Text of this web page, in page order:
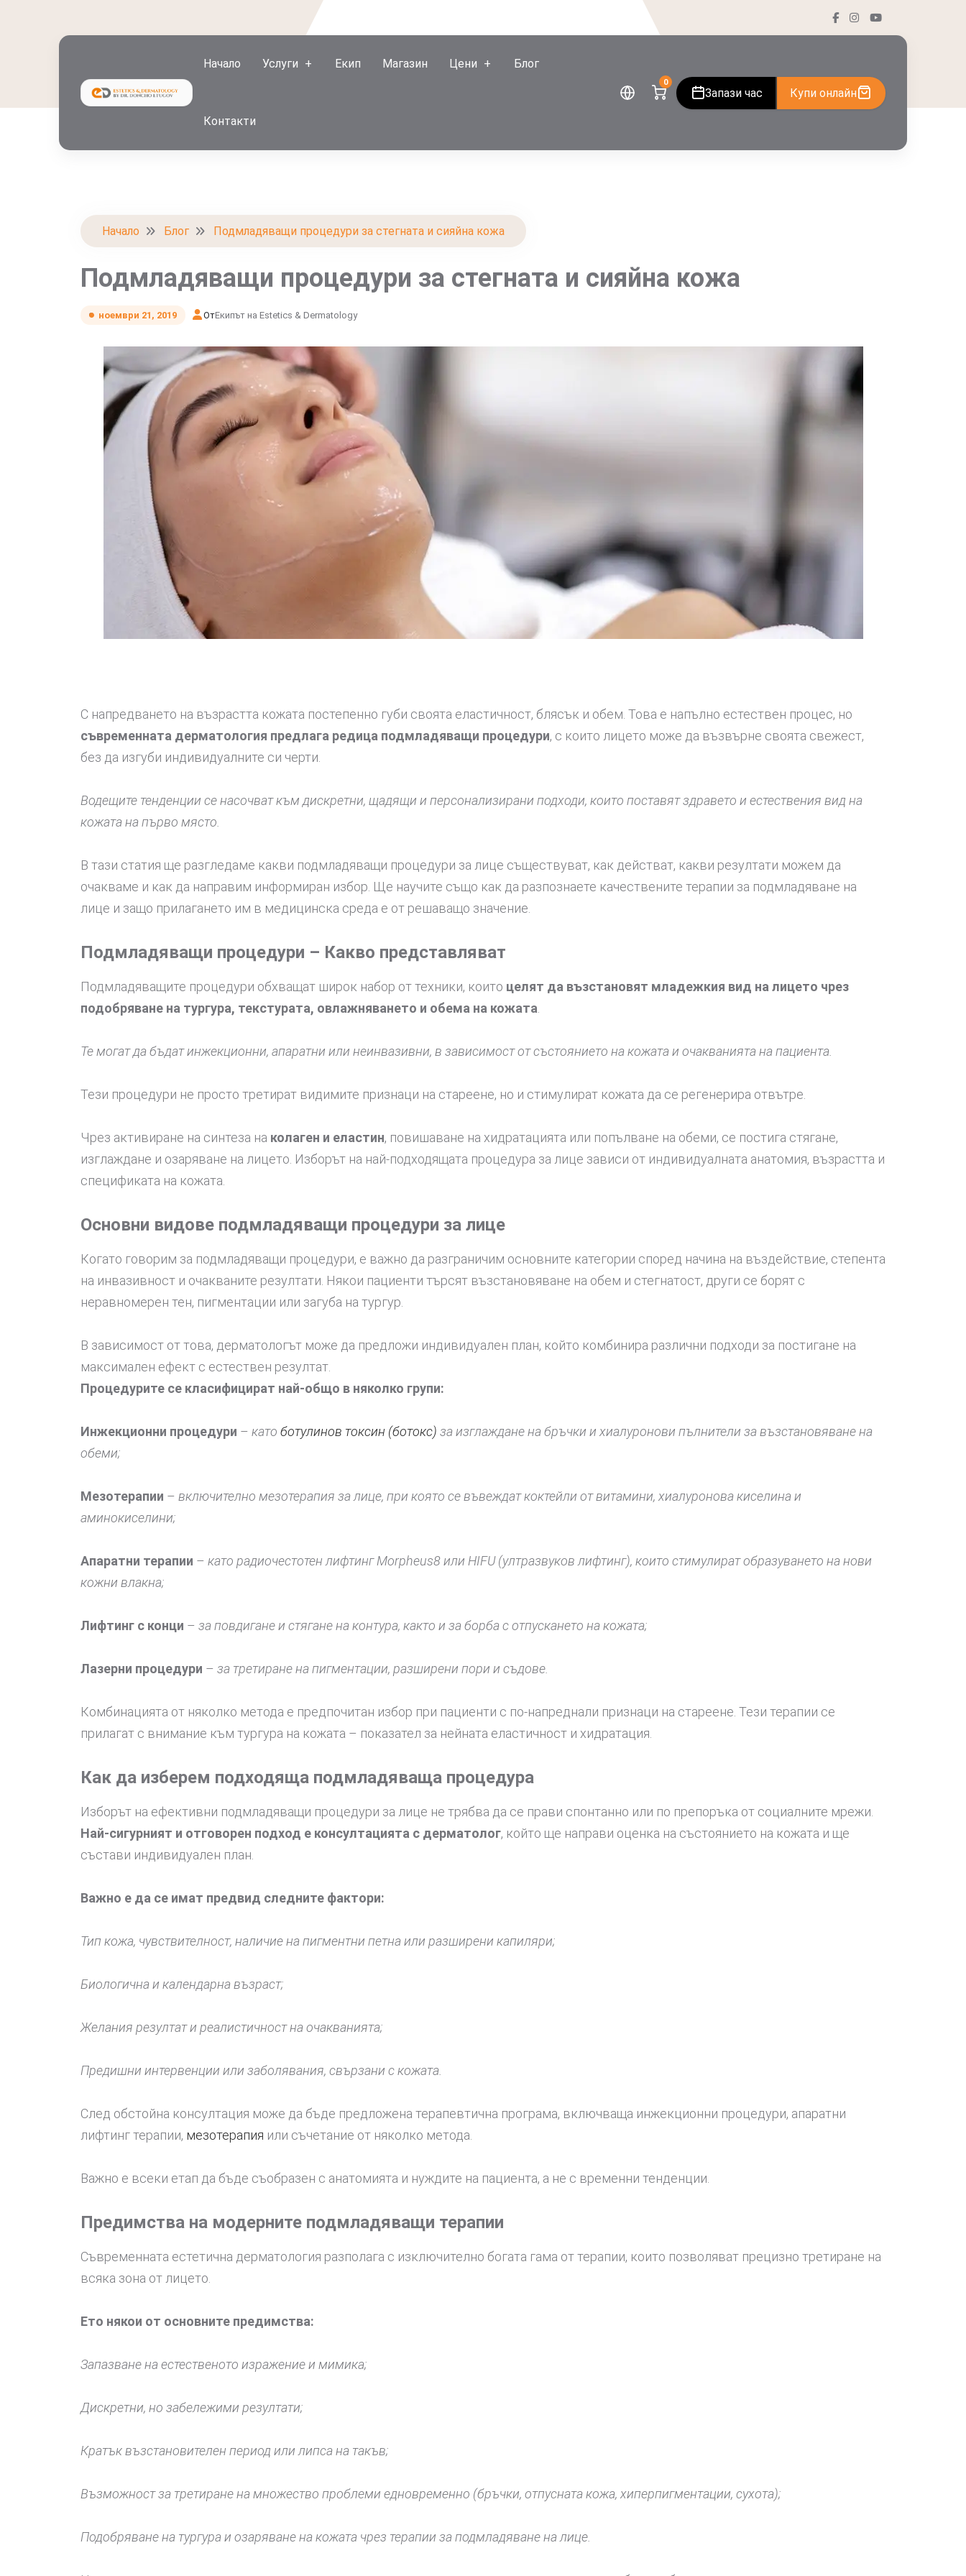
Начало Услуги Екип Магазин Цени Блог
Контакти
0
Запази час Купи онлайн
Начало Блог Подмладяващи процедури за стегната и сияйна кожа
Подмладяващи процедури за стегната и сияйна кожа
ноември 21, 2019 ОтЕкипът на Estetics & Dermatology
С напредването на възрастта кожата постепенно губи своята еластичност, блясък и обем. Това е напълно естествен процес, но
съвременната дерматология предлага редица подмладяващи процедури, с които лицето може да възвърне своята свежест,
без да изгуби индивидуалните си черти.
Водещите тенденции се насочват към дискретни, щадящи и персонализирани подходи, които поставят здравето и естествения вид на
кожата на първо място.
В тази статия ще разгледаме какви подмладяващи процедури за лице съществуват, как действат, какви резултати можем да
очакваме и как да направим информиран избор. Ще научите също как да разпознаете качествените терапии за подмладяване на
лице и защо прилагането им в медицинска среда е от решаващо значение.
Подмладяващи процедури – Какво представляват
Подмладяващите процедури обхващат широк набор от техники, които целят да възстановят младежкия вид на лицето чрез
подобряване на тургура, текстурата, овлажняването и обема на кожата
Те могат да бъдат инжекционни, апаратни или неинвазивни, в зависимост от състоянието на кожата и очакванията на пациента.
Тези процедури не просто третират видимите признаци на стареене, но и стимулират кожата да се регенерира отвътре.
Чрез активиране на синтеза на колаген и еластин, повишаване на хидратацията или попълване на обеми, се постига стягане,
изглаждане и озаряване на лицето. Изборът на най-подходящата процедура за лице зависи от индивидуалната анатомия, възрастта и
спецификата на кожата.
Основни видове подмладяващи процедури за лице
Когато говорим за подмладяващи процедури, е важно да разграничим основните категории според начина на въздействие, степента
на инвазивност и очакваните резултати. Някои пациенти търсят възстановяване на обем и стегнатост, други се борят с
неравномерен тен, пигментации или загуба на тургур.
В зависимост от това, дерматологът може да предложи индивидуален план, който комбинира различни подходи за постигане на
максимален ефект с естествен резултат.
Процедурите се класифицират най-общо в няколко групи:
Инжекционни процедури – като ботулинов токсин (ботокс) за изглаждане на бръчки и хиалуронови пълнители за възстановяване на
обеми;
Мезотерапии – включително мезотерапия за лице, при която се въвеждат коктейли от витамини, хиалуронова киселина и
аминокиселини;
Апаратни терапии – като радиочестотен лифтинг Morpheus8 или HIFU (ултразвуков лифтинг), които стимулират образуването на нови
кожни влакна;
Лифтинг с конци – за повдигане и стягане на контура, както и за борба с отпускането на кожата;
Лазерни процедури – за третиране на пигментации, разширени пори и съдове.
Комбинацията от няколко метода е предпочитан избор при пациенти с по-напреднали признаци на стареене. Тези терапии се
прилагат с внимание към тургура на кожата – показател за нейната еластичност и хидратация.
Как да изберем подходяща подмладяваща процедура
Изборът на ефективни подмладяващи процедури за лице не трябва да се прави спонтанно или по препоръка от социалните мрежи.
Най-сигурният и отговорен подход е консултацията с дерматолог, който ще направи оценка на състоянието на кожата и ще
състави индивидуален план.
Важно е да се имат предвид следните фактори:
Тип кожа, чувствителност, наличие на пигментни петна или разширени капиляри;
Биологична и календарна възраст;
Желания резултат и реалистичност на очакванията;
Предишни интервенции или заболявания, свързани с кожата.
След обстойна консултация може да бъде предложена терапевтична програма, включваща инжекционни процедури, апаратни
лифтинг терапии, мезотерапия или съчетание от няколко метода.
Важно е всеки етап да бъде съобразен с анатомията и нуждите на пациента, а не с временни тенденции.
Предимства на модерните подмладяващи терапии
Съвременната естетична дерматология разполага с изключително богата гама от терапии, които позволяват прецизно третиране на
всяка зона от лицето.
Ето някои от основните предимства:
Запазване на естественото изражение и мимика;
Дискретни, но забележими резултати;
Кратък възстановителен период или липса на такъв;
Възможност за третиране на множество проблеми едновременно (бръчки, отпусната кожа, хиперпигментации, сухота);
Подобряване на тургура и озаряване на кожата чрез терапии за подмладяване на лице.